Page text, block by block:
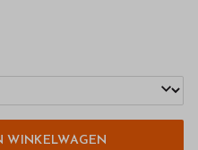
WINKELWAGEN